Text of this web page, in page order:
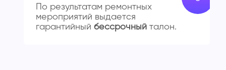
По результатам ремонтных
мероприятий выдается
гарантийный бессрочныйталон.